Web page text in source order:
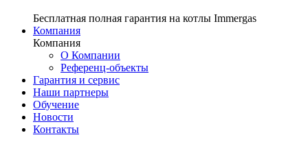
Бесплатная полная гарантия на котлы Immergas
Компания
Компания
О Компании
Референц-объекты
Гарантия и сервис
Наши партнеры
Обучение
Новости
Контакты